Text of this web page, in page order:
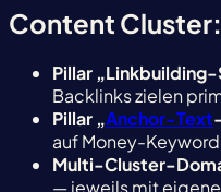
Content
Pillar
Backlinks zielen
Pillar „Anchor-Text
auf Money-
Multi-Cluster-
— jeweils mit